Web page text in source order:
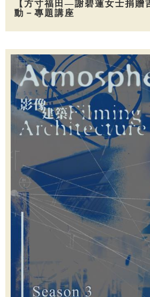
【方寸福田—謝碧蓮女士捐贈
動－專題講座